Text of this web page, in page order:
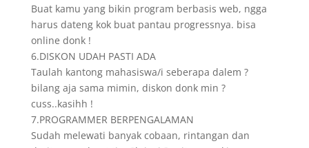
Buat kamu yang bikin program berbasis web, ngga
harus dateng kok buat pantau progressnya. bisa
online donk !
6.DISKON UDAH PASTI ADA
Taulah kantong mahasiswa/i seberapa dalem ?
bilang aja sama mimin, diskon donk min ?
cuss..kasihh !
7.PROGRAMMER BERPENGALAMAN
Sudah melewati banyak cobaan, rintangan dan